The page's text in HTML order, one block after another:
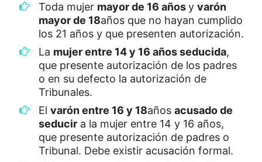
Toda mujer mayor de 16 añosy varón
mayor de 18años que no hayan cumplido
los 21 años y que presenten autorización.
La mujer entre 14 y 16 años seducida,
que presente autorización de los padres
o en su defecto la autorización de
Tribunales.
El varón entre 16 y 18años acusado de
seducir a la mujer entre 14 y 16 años,
que presente autorización de padres o
Tribunal. Debe existir acusación formal.